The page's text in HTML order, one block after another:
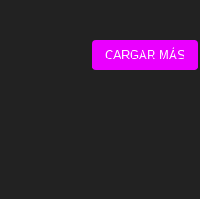
CARGAR MÁS